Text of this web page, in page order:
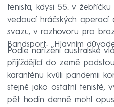
tenista, kdysi 55. v žebříčku
vedoucí hráčských operací
svazu, v rozhovoru pro
Bandsport: „Hlavním
Podle nařízení australské
přijíždějící do země
karanténu kvůli pandemii
stejně jako ostatní tenisté,
pět hodin denně mohl